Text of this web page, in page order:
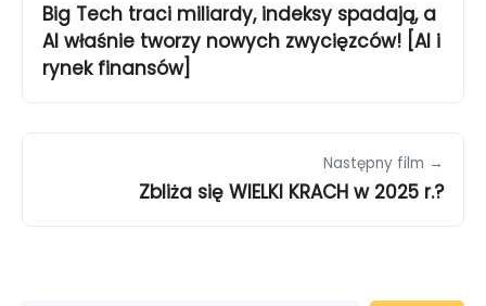
Big Tech traci miliardy, indeksy spadają, a
AI właśnie tworzy nowych zwycięzców! [AI i
rynek finansów]
Następny film →
Zbliża się WIELKI KRACH w 2025 r.?